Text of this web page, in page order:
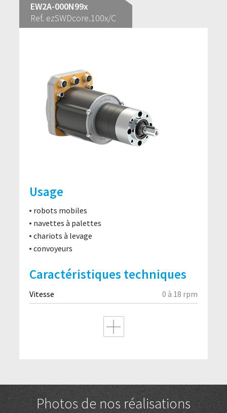
EW2A-000N99x
Ref. ezSWDcore.100x/C
Usage
robots mobiles
navettes à palettes
chariots à levage
convoyeurs
Caractéristiques techniques
Vitesse 0 à 18 rpm
Photos de nos réalisations